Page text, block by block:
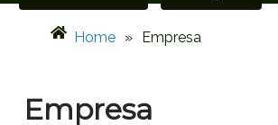
Home » Empresa
Empresa